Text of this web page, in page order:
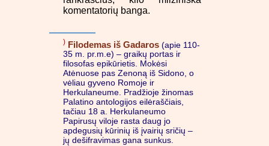
komentatorių banga.
) Filodemas iš Gadaros (apie 110-
35 m. pr.m.e) – graikų portas ir
filosofas epikūrietis. Mokėsi
Atėnuose pas Zenoną iš Sidono, o
vėliau gyveno Romoje ir
Herkulaneume. Pradžioje žinomas
Palatino antologijos eilėraščiais,
tačiau 18 a. Herkulaneumo
Papirusų viloje rasta daug jo
apdegusių kūrinių iš įvairių sričių –
jų dešifravimas gana sunkus.